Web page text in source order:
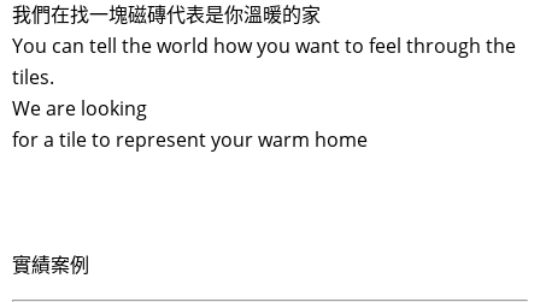
我們在找一塊磁磚代表是你溫暖的家
You can tell the world how you want to feel through the
tiles.
We are looking
for a tile to represent your warm home
實績案例